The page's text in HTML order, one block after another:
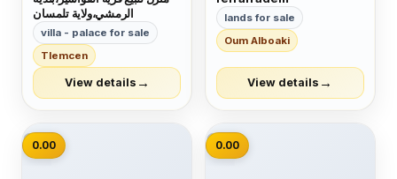
الرمشي،ولاية تلمسان
villa - palace for sale
Tlemcen
View details →
lands for sale
Oum Alboaki
View details →
📷
0.00 📷
0.00